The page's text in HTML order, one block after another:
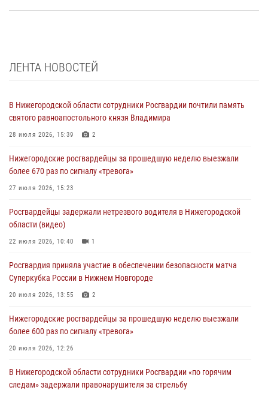
ЛЕНТА НОВОСТЕЙ
В Нижегородской области сотрудники Росгвардии почтили память
святого равноапостольного князя Владимира
28 июля 2026, 15:39 2
Нижегородские росгвардейцы за прошедшую неделю выезжали
более 670 раз по сигналу «тревога»
27 июля 2026, 15:23
Росгвардейцы задержали нетрезвого водителя в Нижегородской
области (видео)
22 июля 2026, 10:40 1
Росгвардия приняла участие в обеспечении безопасности матча
Суперкубка России в Нижнем Новгороде
20 июля 2026, 13:55 2
Нижегородские росгвардейцы за прошедшую неделю выезжали
более 600 раз по сигналу «тревога»
20 июля 2026, 12:26
В Нижегородской области сотрудники Росгвардии «по горячим
следам» задержали правонарушителя за стрельбу